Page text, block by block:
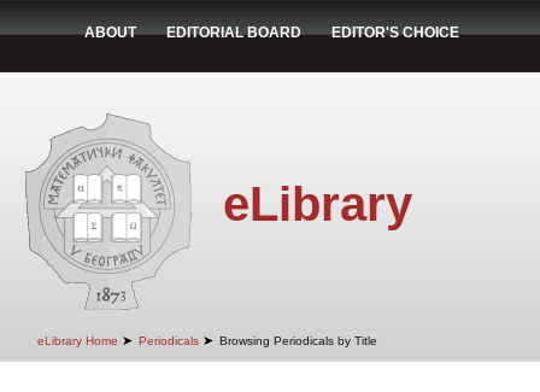
ABOUT EDITORIAL BOARD EDITOR'S CHOICE
eLibrary
eLibrary Home ➤ Periodicals ➤ Browsing Periodicals by Title